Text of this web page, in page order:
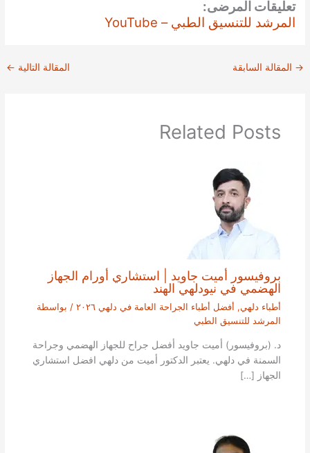
تعليقات المرضى:
المرشد للتنسيق الطبي – YouTube
→ المقالة السابقة المقالة التالية ←
Related Posts
بروفيسور أميت جاويد | استشاري أورام الجهاز
الهضمي في نيودلهي الهند
أطباء دلهي, أفضل أطباء الجراحة العامة في دلهي ٢٠٢٦
/ بواسطة
المرشد للتنسيق الطبي
د. (بروفيسور) أميت جاويد أفضل جراح للجهاز الهضمي وجراحة
السمنة في دلهي. يعتبر الدكتور أميت من دلهي افضل استشاري
الجهاز […]